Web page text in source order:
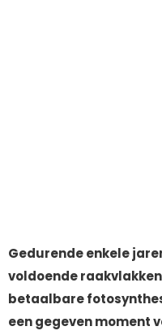
Gedurende enkele
voldoende
betaalbare
een gegeven moment